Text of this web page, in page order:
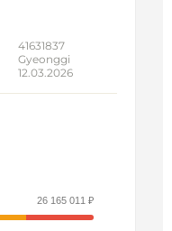
41631837
Gyeonggi
12.03.2026
26 165 011 ₽